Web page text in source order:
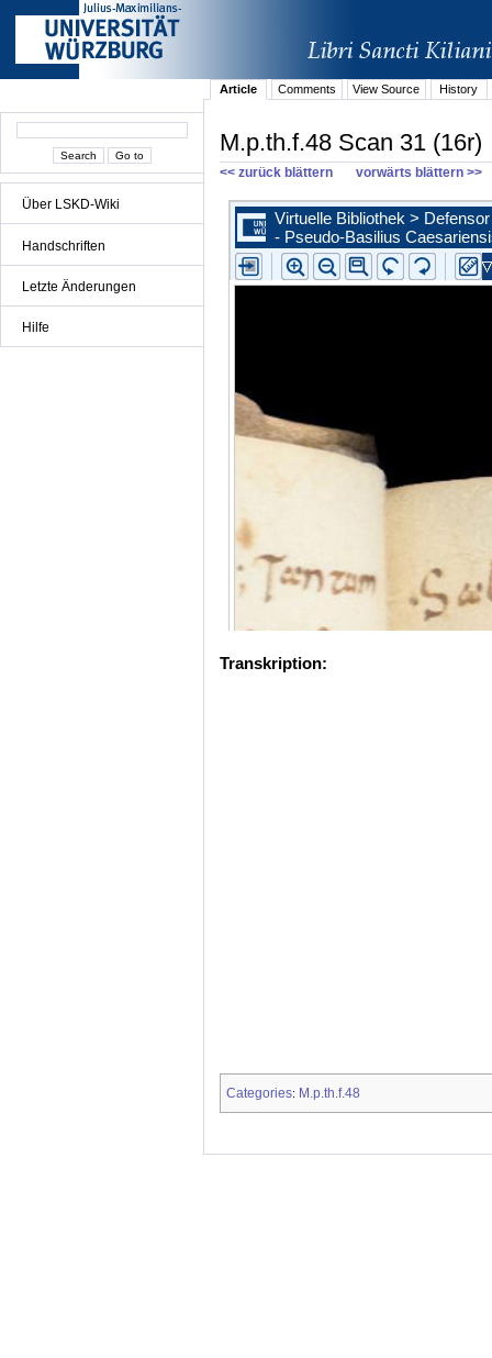
Über LSKD-Wiki
Handschriften
Letzte Änderungen
Hilfe
Article Comments View Source History
M.p.th.f.48 Scan 31 (16r)
<< zurück blättern vorwärts blättern >>
Transkription:
Categories: M.p.th.f.48